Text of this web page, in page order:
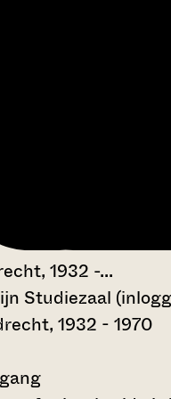
1932 -...
Studiezaal
1932 - 1970